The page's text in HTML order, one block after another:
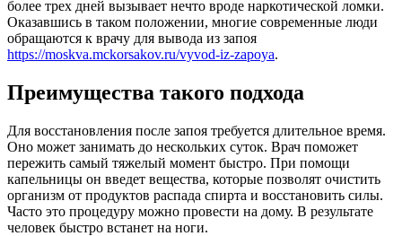
более трех дней вызывает нечто вроде наркотической ломки.
Оказавшись в таком положении, многие современные люди
обращаются к врачу для вывода из запоя
https://moskva.mckorsakov.ru/vyvod-iz-zapoya.
Преимущества такого подхода
Для восстановления после запоя требуется длительное время.
Оно может занимать до нескольких суток. Врач поможет
пережить самый тяжелый момент быстро. При помощи
капельницы он введет вещества, которые позволят очистить
организм от продуктов распада спирта и восстановить силы.
Часто это процедуру можно провести на дому. В результате
человек быстро встанет на ноги.